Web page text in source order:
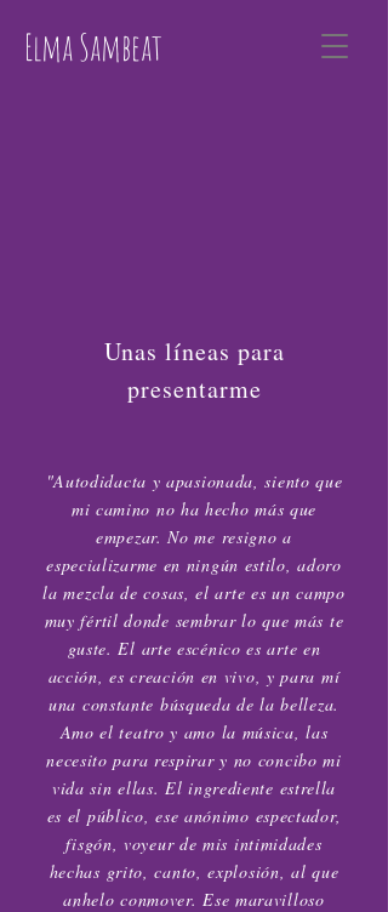
Elma Sambeat
Unas líneas para
presentarme
"Autodidacta y apasionada, siento que
mi camino no ha hecho más que
empezar. No me resigno a
especializarme en ningún estilo, adoro
la mezcla de cosas, el arte es un campo
muy fértil donde sembrar lo que más te
guste. El arte escénico es arte en
acción, es creación en vivo, y para mí
una constante búsqueda de la belleza.
Amo el teatro y amo la música, las
necesito para respirar y no concibo mi
vida sin ellas. El ingrediente estrella
es el público, ese anónimo espectador,
fisgón, voyeur de mis intimidades
hechas grito, canto, explosión, al que
anhelo conmover. Ese maravilloso